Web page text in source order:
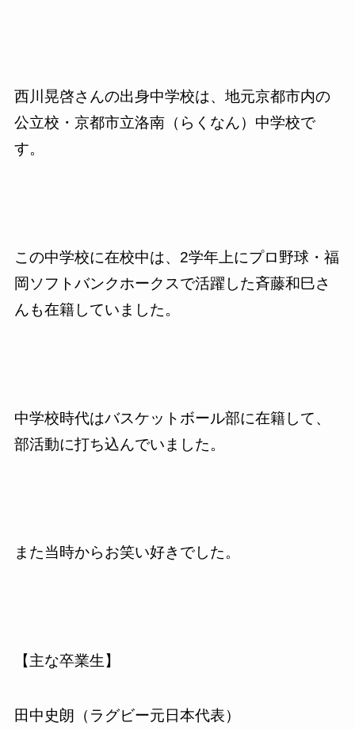
西川晃啓さんの出身中学校は、地元京都市内の
公立校・京都市立洛南（らくなん）中学校で
す。
この中学校に在校中は、2学年上にプロ野球・福
岡ソフトバンクホークスで活躍した斉藤和巳さ
んも在籍していました。
中学校時代はバスケットボール部に在籍して、
部活動に打ち込んでいました。
また当時からお笑い好きでした。
【主な卒業生】
田中史朗（ラグビー元日本代表）